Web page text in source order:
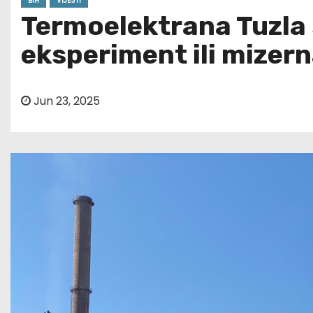
Termoelektrana
eksperiment ili
Jun 23, 2025